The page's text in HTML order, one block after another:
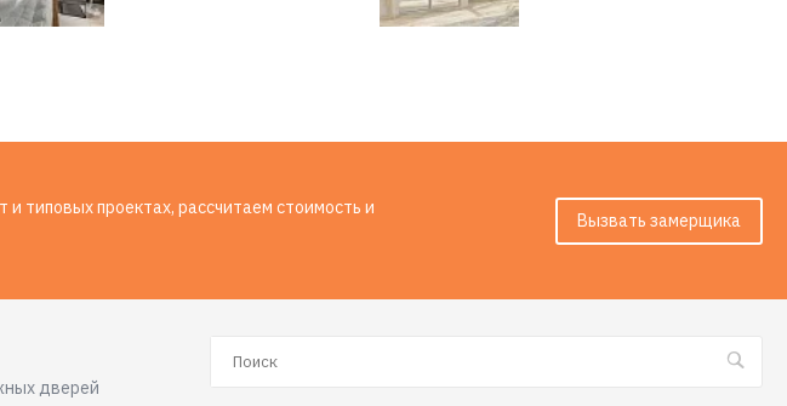
типовых проектах, рассчитаем стоимость и
Вызвать замерщика
дверей